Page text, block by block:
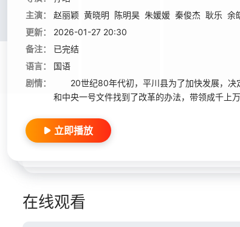
主演：
赵丽颖 黄晓明 陈明昊 朱媛媛 秦俊杰 耿乐 余
更新：
2026-01-27 20:30
备注：
已完结
语言：
国语
剧情：
20世纪80年代初，平川县为了加快发展，决定
和中央一号文件找到了改革的办法，带领成千上
立即播放
在线观看